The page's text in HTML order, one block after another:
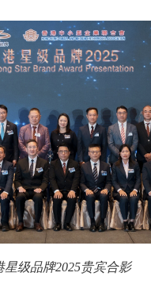
星级品牌2025贵宾合影